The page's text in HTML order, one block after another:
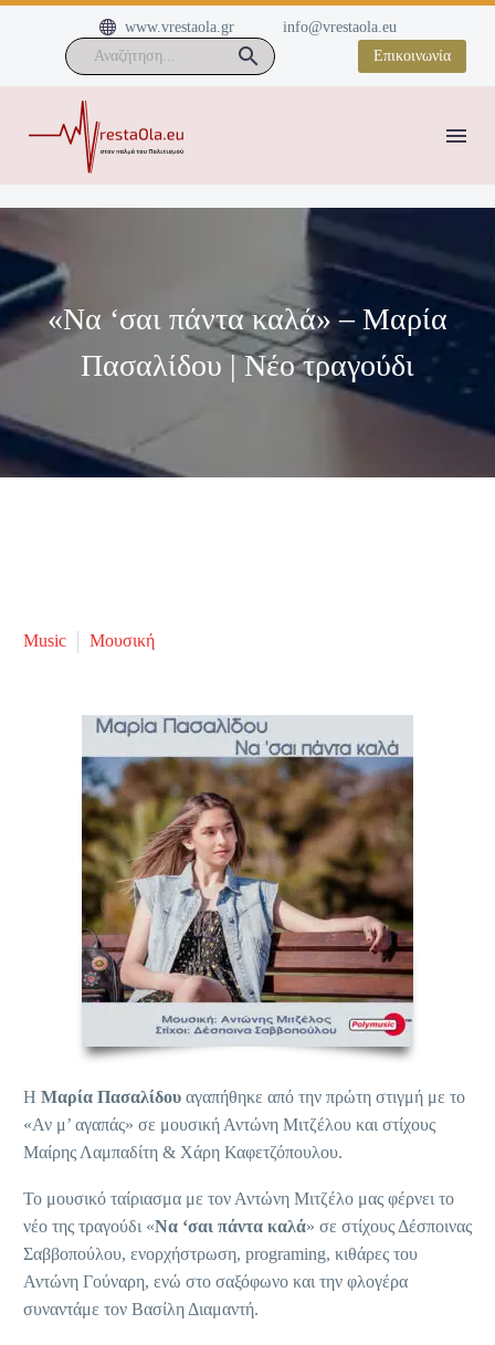

 www.vrestaola.gr
info@vrestaola.eu
Επικοινωνία
«Να ‘σαι πάντα καλά» – Μαρία
Πασαλίδου | Nέο τραγούδι
Music Μουσική
Η Μαρία Πασαλίδου αγαπήθηκε από την πρώτη στιγμή με το
«Αν μ’ αγαπάς» σε μουσική Αντώνη Μιτζέλου και στίχους
Μαίρης Λαμπαδίτη & Χάρη Καφετζόπουλου.
Το μουσικό ταίριασμα με τον Αντώνη Μιτζέλο μας φέρνει το
νέο της τραγούδι «Να ‘σαι πάντα καλά» σε στίχους Δέσποινας
Σαββοπούλου, ενορχήστρωση, programing, κιθάρες του
Αντώνη Γούναρη, ενώ στο σαξόφωνο και την φλογέρα
συναντάμε τον Βασίλη Διαμαντή.